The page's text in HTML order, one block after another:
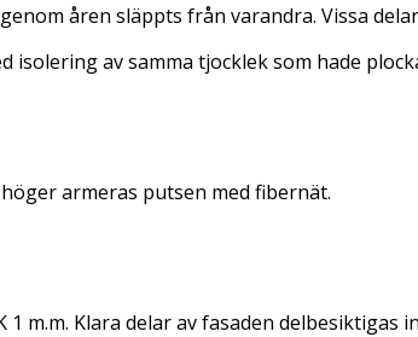
åren släppts från varandra. Vissa
isolering av samma tjocklek som hade
armeras putsen med fibernät.
m.m. Klara delar av fasaden delbesiktigas